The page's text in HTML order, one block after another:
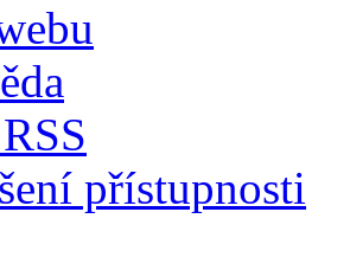
přístupnosti